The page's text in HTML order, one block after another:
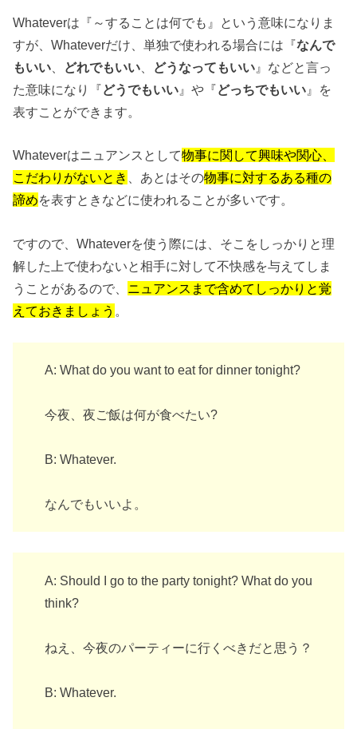
Whateverは『～することは何でも』という意味になりま
すが、Whateverだけ、単独で使われる場合には『なんで
もいい
どれでもいい どうなってもいい 』などと言っ
た意味になり『どうでもいい 』や『どっちでもいい 』を
表すことができます。
Whateverはニュアンスとして物事に関して興味や関心、
こだわりがないとき
、あとはその物事に対するある種の
諦めを表すときなどに使われることが多いです。
ですので、Whateverを使う際には、そこをしっかりと理
解した上で使わないと相手に対して不快感を与えてしま
うことがあるので、
ニュアンスまで含めてしっかりと覚
えておきましょう
A: What do you want to eat for dinner tonight?
今夜、夜ご飯は何が食べたい?
B: Whatever.
なんでもいいよ。
A: Should I go to the party tonight? What do you
think?
ねえ、今夜のパーティーに行くべきだと思う？
B: Whatever.